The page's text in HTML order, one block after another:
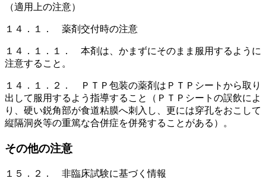
（適用上の注意）
１４．１． 薬剤交付時の注意
１４．１．１． 本剤は、かまずにそのまま服用するように
注意すること。
１４．１．２． ＰＴＰ包装の薬剤はＰＴＰシートから取り
出して服用するよう指導すること（ＰＴＰシートの誤飲によ
り、硬い鋭角部が食道粘膜へ刺入し、更には穿孔をおこして
縦隔洞炎等の重篤な合併症を併発することがある）。
その他の注意
１５．２． 非臨床試験に基づく情報